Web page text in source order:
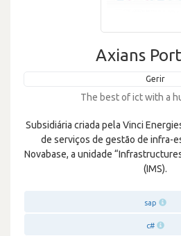
Axians
Gerir
The best of ict with a
Subsidiária criada pela Vinci
de serviços de gestão de infra-
Novabase, a unidade
(IMS).
sap
c#